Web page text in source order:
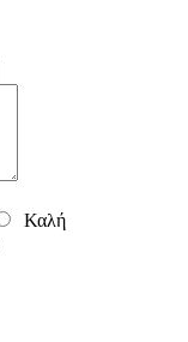
Καλή